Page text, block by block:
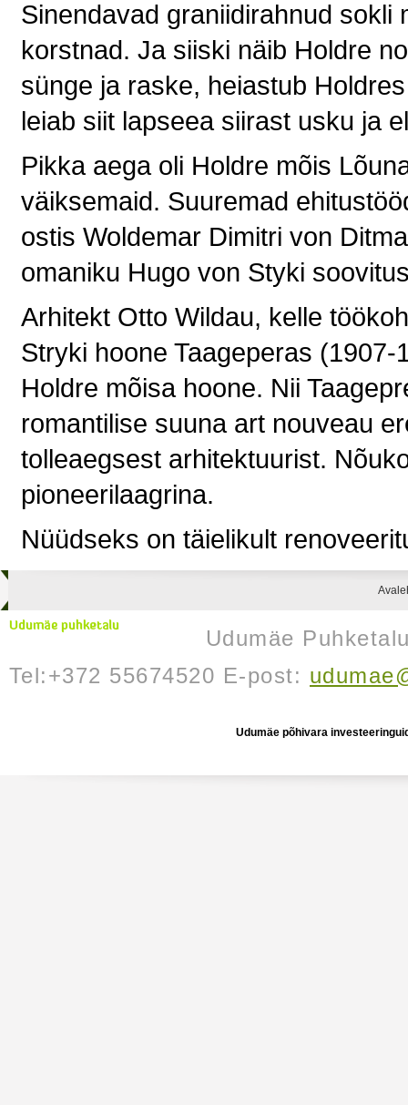
Sinendavad graniidirahnud
korstnad. Ja siiski näib Holdre
sünge ja raske, heiastub
leiab siit lapseea siirast usku ja
Pikka aega oli Holdre mõis
väiksemaid. Suuremad
ostis Woldemar Dimitri von
omaniku Hugo von Styki
Arhitekt Otto Wildau, kelle
Stryki hoone Taageperas
Holdre mõisa hoone. Nii
romantilise suuna art nouveau
tolleaegsest arhitektuurist.
pioneerilaagrina.
Nüüdseks on täielikult
Udumäe
Tel:+372 55674520 E-post:
Udumäe põhivara